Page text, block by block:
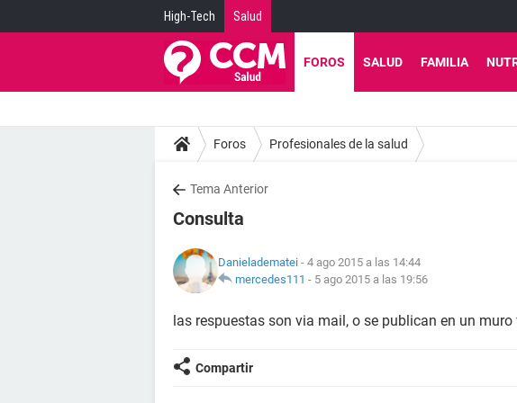
High-Tech Salud
FOROS SALUD FAMILIA
Foros Profesionales de la salud
Tema Anterior
Consulta
Danieladematei - 4 ago 2015 a las 14:44
mercedes111 - 5 ago 2015 a las 19:56
las respuestas son via mail, o se publican en un
Compartir